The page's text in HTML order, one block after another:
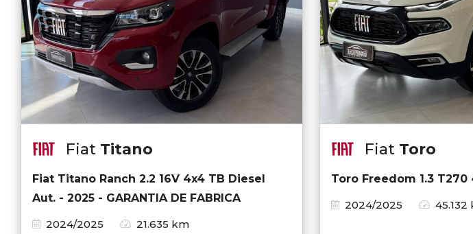
Fiat Titano
Fiat Titano Ranch 2.2 16V 4x4 TB Diesel
Aut. - 2025 - GARANTIA DE FABRICA
2024/2025
21.635 km
Fiat Toro
Toro Freedom 1.3 T270
2024/2025
45.132